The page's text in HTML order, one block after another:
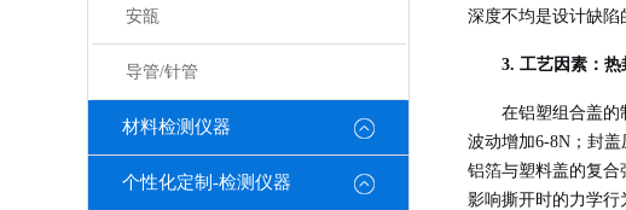
安瓿
导管/针管
材料检测仪器
个性化定制-检测仪器
深度不均是设计缺陷
3. 工艺因素：
在铝塑组合盖的
波动增加6-8N；封盖
铝箔与塑料盖的复合
影响撕开时的力学行